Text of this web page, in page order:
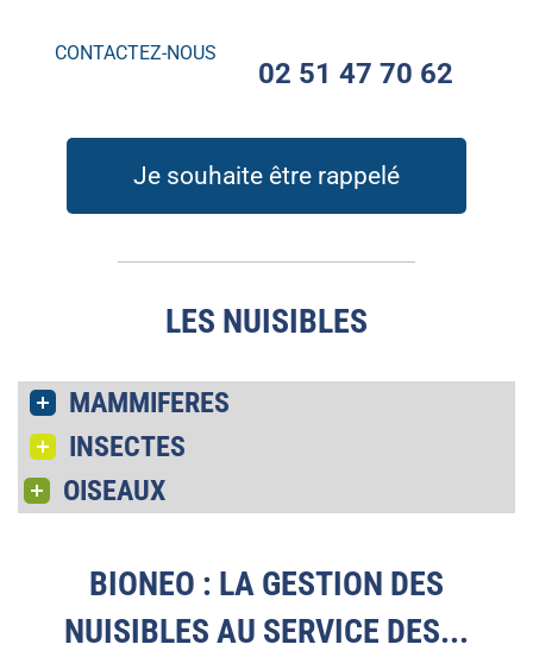
CONTACTEZ-NOUS
02 51 47 70 62
Je souhaite être rappelé
LES NUISIBLES
MAMMIFERES
INSECTES
OISEAUX
BIONEO : LA GESTION DES
NUISIBLES AU SERVICE DES...